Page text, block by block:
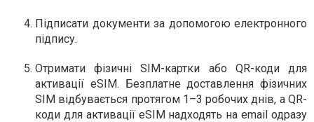
Підписати документи за допомогою електронного
підпису.
Отримати фізичні SIM-картки або QR-коди для
активації eSIM. Безплатне доставлення фізичних
SIM відбувається протягом 1–3 робочих днів, а QR-
коди для активації eSIM надходять на email одразу